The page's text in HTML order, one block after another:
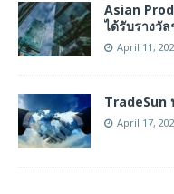
Asian
ได้รับรางวั
April 11,
TradeSun
April 17,